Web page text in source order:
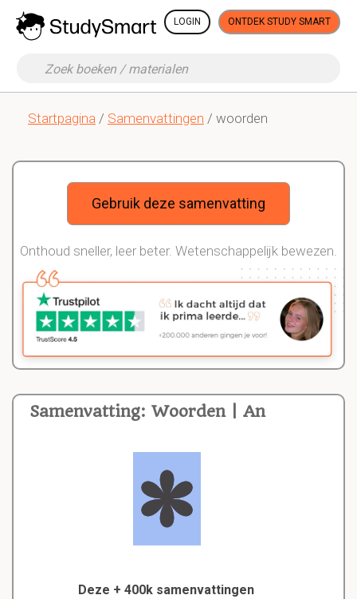
LOGIN ONTDEK STUDY SMART
Startpagina / Samenvattingen / woorden
Samenvatting: Woorden | An
Deze + 400k samenvattingen
Gebruik deze samenvatting
Onthoud sneller, leer beter. Wetenschappelijk bewezen.